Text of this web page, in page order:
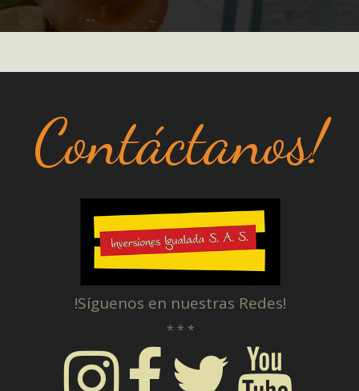
Contáctanos!
!Síguenos en nuestras Redes!
* * *